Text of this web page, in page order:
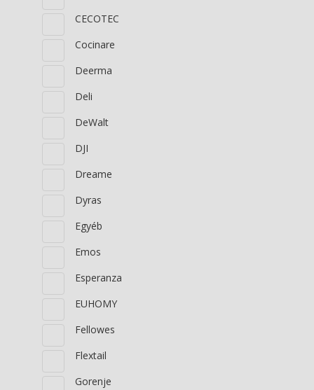
CECOTEC
Cocinare
Deerma
Deli
DeWalt
DJI
Dreame
Dyras
Egyéb
Emos
Esperanza
EUHOMY
Fellowes
Flextail
Gorenje